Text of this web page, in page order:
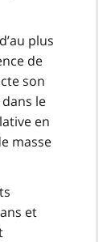
plus
de
son
le
en
masse
et